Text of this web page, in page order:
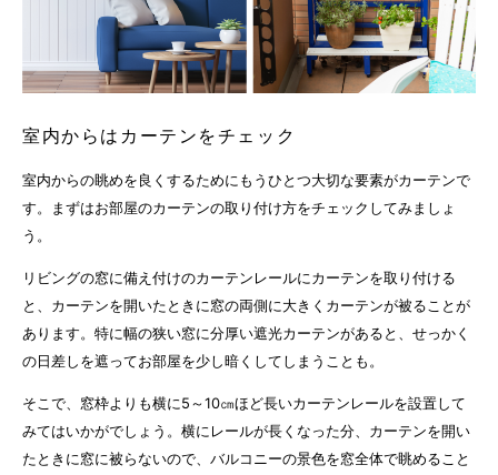
室内からはカーテンをチェック
室内からの眺めを良くするためにもうひとつ大切な要素がカーテンで
す。まずはお部屋のカーテンの取り付け方をチェックしてみましょ
う。
リビングの窓に備え付けのカーテンレールにカーテンを取り付ける
と、カーテンを開いたときに窓の両側に大きくカーテンが被ることが
あります。特に幅の狭い窓に分厚い遮光カーテンがあると、せっかく
の日差しを遮ってお部屋を少し暗くしてしまうことも。
そこで、窓枠よりも横に5～10㎝ほど長いカーテンレールを設置して
みてはいかがでしょう。横にレールが長くなった分、カーテンを開い
たときに窓に被らないので、バルコニーの景色を窓全体で眺めること